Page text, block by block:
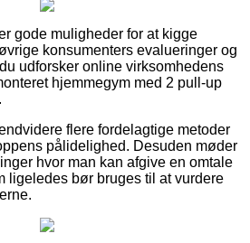
gode muligheder for at kigge
konsumenters evalueringer og
udforsker online virksomhedens
hjemmegym med 2 pull-up
flere fordelagtige metoder
pålidelighed. Desuden møder
hvor man kan afgive en omtale
ligeledes bør bruges til at vurdere